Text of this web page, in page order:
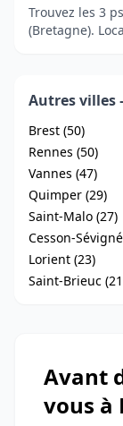
Trouvez les 3
(Bretagne).
Autres villes
Brest (50)
Rennes (50)
Vannes (47)
Quimper (29)
Saint-Malo (27)
Cesson-
Lorient (23)
Saint-Brieuc
Avant
vous à